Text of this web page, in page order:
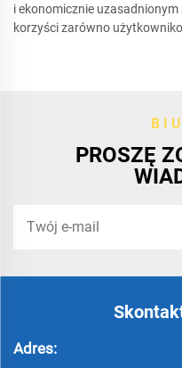
i ekonomicznie
korzyści zarówno
PROSZĘ
Adres: